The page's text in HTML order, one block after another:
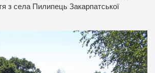
з села Пилипець Закарпатської